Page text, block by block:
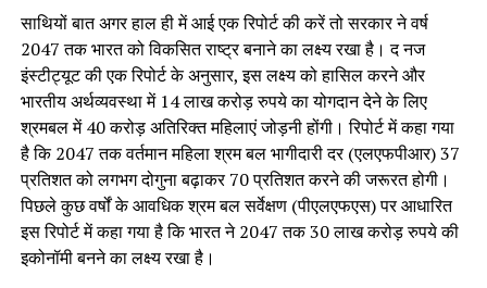
साथियों बात अगर हाल ही में आई एक रिपोर्ट की करें तो सरकार ने वर्ष
2047 तक भारत को विकसित राष्ट्र बनाने का लक्ष्य रखा है। द नज
इंस्टीट्यूट की एक रिपोर्ट के अनुसार, इस लक्ष्य को हासिल करने और
भारतीय अर्थव्यवस्था में 14 लाख करोड़ रुपये का योगदान देने के लिए
श्रमबल में 40 करोड़ अतिरिक्त महिलाएं जोड़नी होंगी। रिपोर्ट में कहा गया
है कि 2047 तक वर्तमान महिला श्रम बल भागीदारी दर (एलएफपीआर) 37
प्रतिशत को लगभग दोगुना बढ़ाकर 70 प्रतिशत करने की जरूरत होगी।
पिछले कुछ वर्षों के आवधिक श्रम बल सर्वेक्षण (पीएलएफएस) पर आधारित
इस रिपोर्ट में कहा गया है कि भारत ने 2047 तक 30 लाख करोड़ रुपये की
इकोनॉमी बनने का लक्ष्य रखा है।